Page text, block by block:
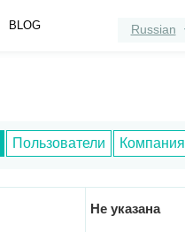
BLOG Russian
Пользователи Компания
Не указана